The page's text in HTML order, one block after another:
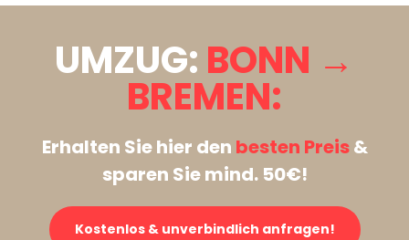
UMZUG: BONN →
BREMEN:
Erhalten Sie hier den besten Preis&
sparen Sie mind. 50€!
Kostenlos & unverbindlich anfragen!